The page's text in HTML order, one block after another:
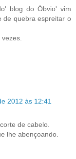
blog do Óbvio' vim
de quebra espreitar o
2012 às 12:41
de cabelo.
lhe abençoando.